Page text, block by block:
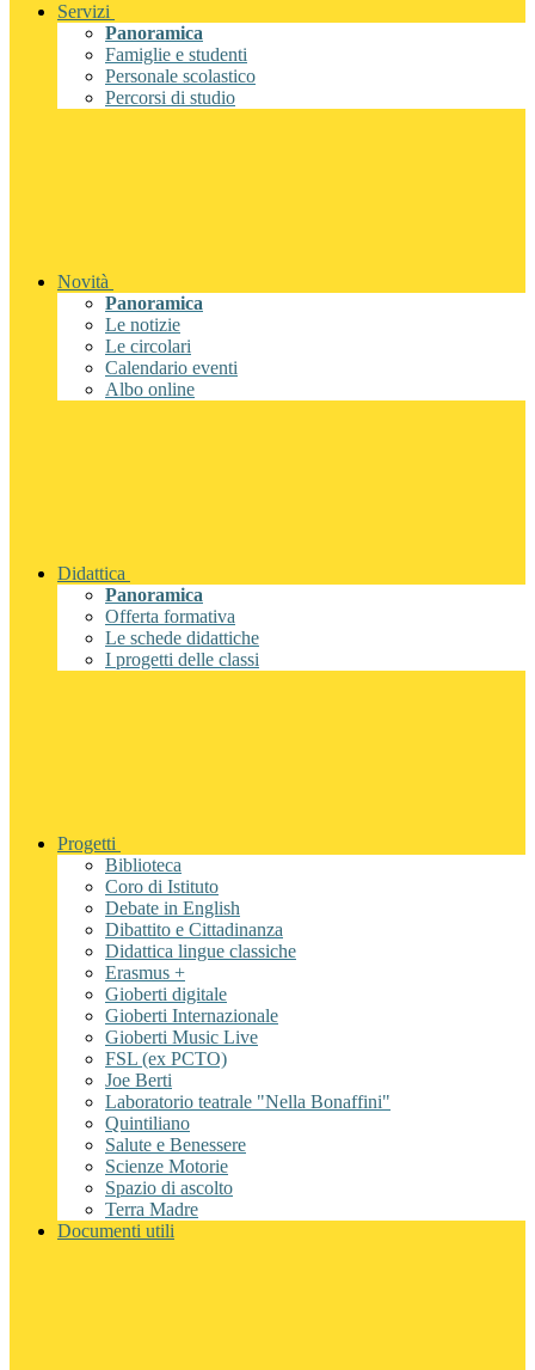
Servizi
Panoramica
Famiglie e studenti
Personale scolastico
Percorsi di studio
Novità
Panoramica
Le notizie
Le circolari
Calendario eventi
Albo online
Didattica
Panoramica
Offerta formativa
Le schede didattiche
I progetti delle classi
Progetti
Biblioteca
Coro di Istituto
Debate in English
Dibattito e Cittadinanza
Didattica lingue classiche
Erasmus +
Gioberti digitale
Gioberti Internazionale
Gioberti Music Live
FSL (ex PCTO)
Joe Berti
Laboratorio teatrale "Nella Bonaffini"
Quintiliano
Salute e Benessere
Scienze Motorie
Spazio di ascolto
Terra Madre
Documenti utili